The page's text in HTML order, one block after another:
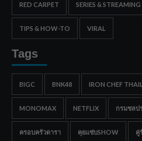
RED CARPET SERIES & STREAMING
TIPS & HOW-TO VIRAL
Tags
BIGC BNK48 IRON CHEF
MONOMAX NETFLIX กรมชลป
ครอบครัวดารา คุยแซ่บSHOW คู่